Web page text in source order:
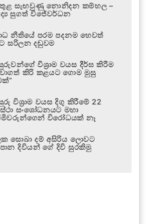
සැඟවුණු නොනිදන කම්හල –
සුගත් විජේවර්ධන
නීතියේ පරම පදනම හෙවත්
සරිලන දඬුවම
විශ්‍රාම වයස දීර්ඝ කිරීම
කිරි කළයට ගොම මුසු
විශ්‍රාම වයස දිගු කිරීමේ 22
සංශෝධනයට මහා
විරෝධයක් නෑ
සොබා දම් අසිරිය ලොවට
දිවියන් ගේ දිවි සුරකිමු